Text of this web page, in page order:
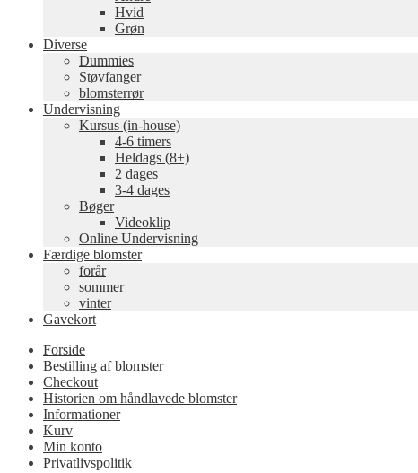
Hvid
Grøn
Diverse
Dummies
Støvfanger
blomsterrør
Undervisning
Kursus (in-house)
4-6 timers
Heldags (8+)
2 dages
3-4 dages
Bøger
Videoklip
Online Undervisning
Færdige blomster
forår
sommer
vinter
Gavekort
Forside
Bestilling af blomster
Checkout
Historien om håndlavede blomster
Informationer
Kurv
Min konto
Privatlivspolitik